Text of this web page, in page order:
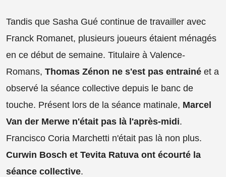
Tandis que Sasha Gué continue de travailler avec
Franck Romanet, plusieurs joueurs étaient ménagés
en ce début de semaine. Titulaire à Valence-
Romans, Thomas Zénon ne s'est pas entrainé et a
observé la séance collective depuis le banc de
touche. Présent lors de la séance matinale, Marcel
Van der Merwe n'était pas là l'après-midi.
Francisco Coria Marchetti n'était pas là non plus.
Curwin Bosch et Tevita Ratuva ont écourté la
séance collective.